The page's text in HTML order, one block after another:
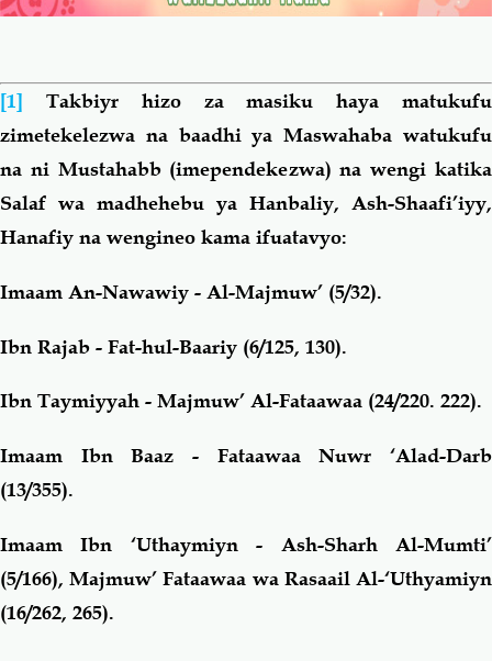
[1]
Takbiyr hizo za masiku haya matukufu
zimetekelezwa na baadhi ya Maswahaba watukufu
na ni Mustahabb (imependekezwa) na wengi katika
Salaf wa madhehebu ya Hanbaliy, Ash-Shaafi’iyy,
Hanafiy na wengineo kama ifuatavyo:
Imaam An-Nawawiy - Al-Majmuw’ (5/32).
Ibn Rajab - Fat-hul-Baariy (6/125, 130).
Ibn Taymiyyah - Majmuw’ Al-Fataawaa (24/220. 222).
Imaam Ibn Baaz - Fataawaa Nuwr ‘Alad-Darb
(13/355).
Imaam Ibn ‘Uthaymiyn - Ash-Sharh Al-Mumti’
(5/166), Majmuw’ Fataawaa wa Rasaail Al-‘Uthyamiyn
(16/262, 265).